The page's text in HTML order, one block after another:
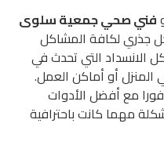
صحي جمعية سلوى
لكافة المشاكل
التي تحدث في
أو أماكن العمل.
مع أفضل الأدوات
مهما كانت باحترافية